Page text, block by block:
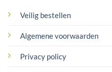
Veilig bestellen
Algemene voorwaarden
Privacy policy